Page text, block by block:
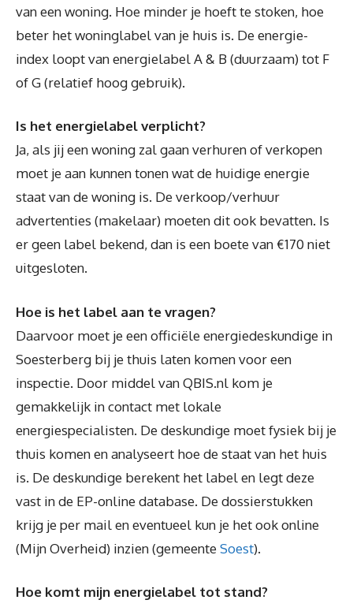
van een woning. Hoe minder je hoeft te stoken, hoe
beter het woninglabel van je huis is. De energie-
index loopt van energielabel A & B (duurzaam) tot F
of G (relatief hoog gebruik).
Is het energielabel verplicht?
Ja, als jij een woning zal gaan verhuren of verkopen
moet je aan kunnen tonen wat de huidige energie
staat van de woning is. De verkoop/verhuur
advertenties (makelaar) moeten dit ook bevatten. Is
er geen label bekend, dan is een boete van €170 niet
uitgesloten.
Hoe is het label aan te vragen?
Daarvoor moet je een officiële energiedeskundige in
Soesterberg bij je thuis laten komen voor een
inspectie. Door middel van QBIS.nl kom je
gemakkelijk in contact met lokale
energiespecialisten. De deskundige moet fysiek bij je
thuis komen en analyseert hoe de staat van het huis
is. De deskundige berekent het label en legt deze
vast in de EP-online database. De dossierstukken
krijg je per mail en eventueel kun je het ook online
(Mijn Overheid) inzien (gemeenteSoest).
Hoe komt mijn energielabel tot stand?